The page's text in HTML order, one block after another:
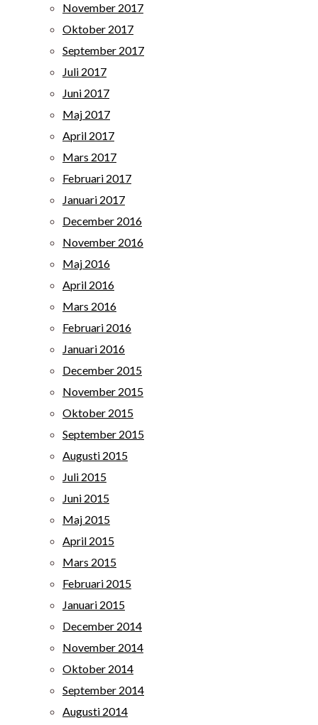
November 2017
Oktober 2017
September 2017
Juli 2017
Juni 2017
Maj 2017
April 2017
Mars 2017
Februari 2017
Januari 2017
December 2016
November 2016
Maj 2016
April 2016
Mars 2016
Februari 2016
Januari 2016
December 2015
November 2015
Oktober 2015
September 2015
Augusti 2015
Juli 2015
Juni 2015
Maj 2015
April 2015
Mars 2015
Februari 2015
Januari 2015
December 2014
November 2014
Oktober 2014
September 2014
Augusti 2014